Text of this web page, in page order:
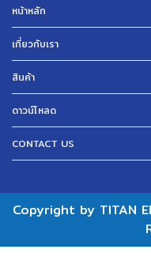
หน้าหลัก
เกี่ยวกับเรา
สินค้า
ดาวน์โหลด
CONTACT US
Copyright by TITAN